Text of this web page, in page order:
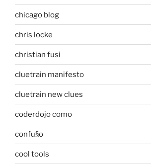
chicago blog
chris locke
christian fusi
cluetrain manifesto
cluetrain new clues
coderdojo como
confu§o
cool tools